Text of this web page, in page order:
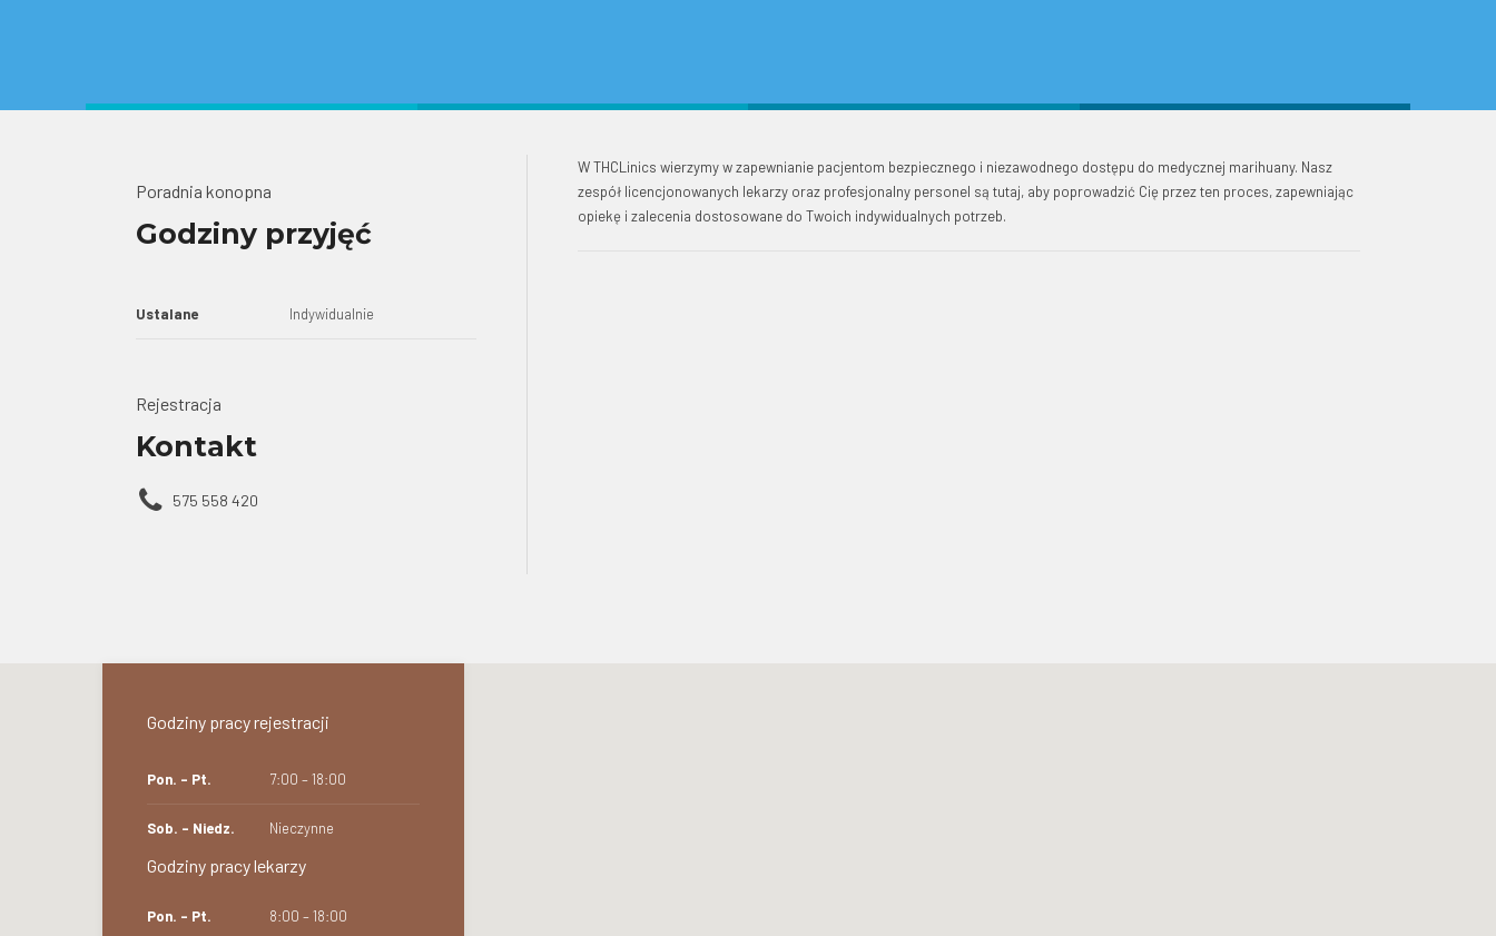
Poradnia konopna
Godziny przyjęć
Ustalane Indywidualnie
Rejestracja
Kontakt
575 558 420
W THCLinics wierzymy w zapewnianie pacjentom bezpiecznego i niezawodnego dostępu do medycznej marihuany. Nasz
zespół licencjonowanych lekarzy oraz profesjonalny personel są tutaj, aby poprowadzić Cię przez ten proces, zapewniając
opiekę i zalecenia dostosowane do Twoich indywidualnych potrzeb.
Godziny pracy rejestracji
Pon. – Pt. 7:00 – 18:00
Sob. – Niedz. Nieczynne
Godziny pracy lekarzy
Pon. – Pt. 8:00 – 18:00